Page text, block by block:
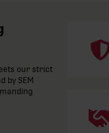
our strict
by SEM